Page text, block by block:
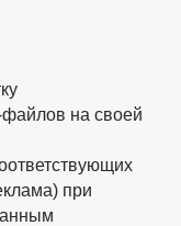
файлов на своей
при